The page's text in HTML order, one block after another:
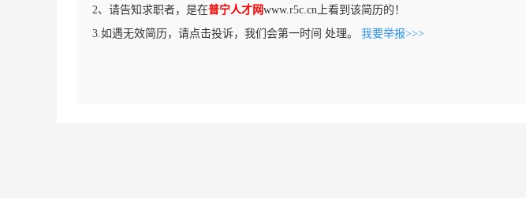
2、请告知求职者，是在普宁人才网www.r5c.cn上看到该简历的！
3.如遇无效简历，请点击投诉，我们会第一时间 处理。 我要举报>>>